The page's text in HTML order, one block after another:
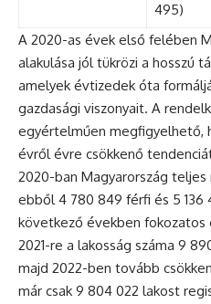
495)
A 2020-as évek első felében
alakulása jól tükrözi a hosszú
amelyek évtizedek óta
gazdasági viszonyait. A
egyértelműen megfigyelhető,
évről évre csökkenő
2020-ban Magyarország
ebből 4 780 849 férfi és 5 136
következő években fokozatos
2021-re a lakosság száma 9
majd 2022-ben tovább
már csak 9 804 022 lakost